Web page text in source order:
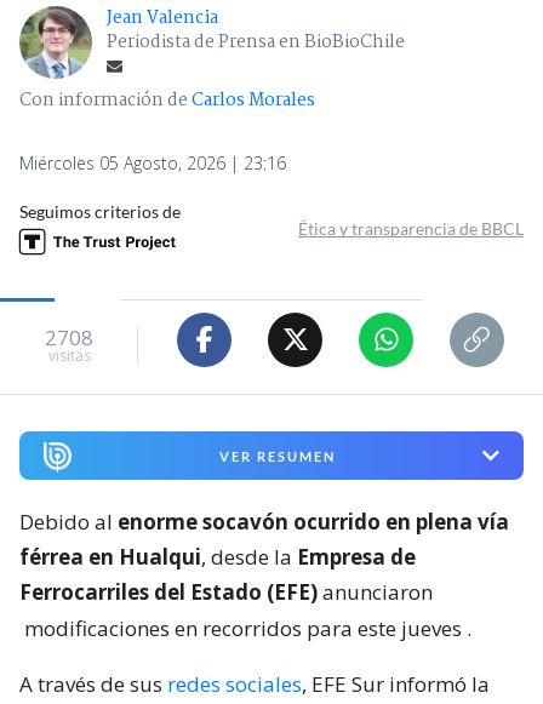
Jean Valencia
Periodista de Prensa en BioBioChile
Con información deCarlos Morales
Miércoles 05 Agosto, 2026 | 23:16
Seguimos criterios de
Ética y transparencia de BBCL
2708
visitas
VER RESUMEN
Debido al enorme socavón ocurrido en plena vía
férrea en Hualqui, desde la Empresa de
Ferrocarriles del Estado (EFE)anunciaron
modificaciones en recorridos para este jueves .
A través de sus redes sociales, EFE Sur informó la